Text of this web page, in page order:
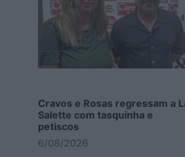
Cravos e Rosas regressam a
Salette com tasquinha e
petiscos
6/08/2026